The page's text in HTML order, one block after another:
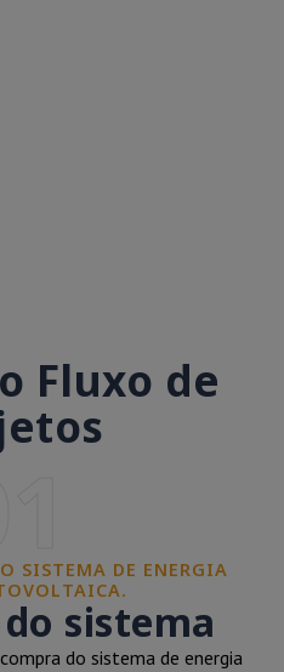
Fluxo de
SISTEMA DE ENERGIA
sistema
do sistema de energia